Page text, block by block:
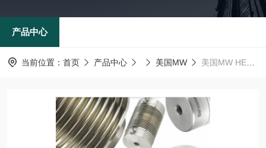
产品中心
当前位置： 首页 产品中心 美国MW 美国MW HELI-CAL FlexureMW弹性联轴器 WAC-30-12mm-12mm